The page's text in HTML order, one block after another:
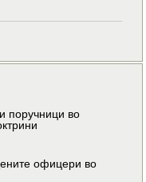
поручници во
офицери во